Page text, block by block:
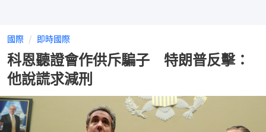
國際 即時國際
科恩聽證會作供斥騙子 特朗普反擊：
他說謊求減刑